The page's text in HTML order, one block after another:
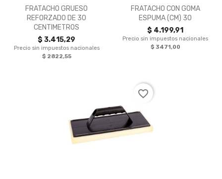
Vista rápida
FRATACHO GRUESO
REFORZADO DE 30
CENTIMETROS
$ 3.415,29
Precio sin impuestos nacionales
$ 2822,55
Vista rápida
FRATACHO CON GOMA
ESPUMA (CM) 30
$ 4.199,91
Precio sin impuestos nacionales
$ 3471,00
favorite_border